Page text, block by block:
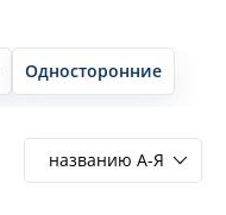
Односторонние